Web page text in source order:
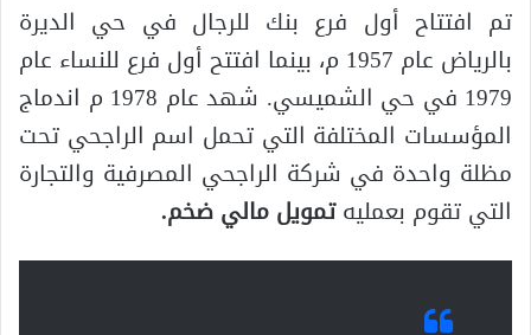
تم افتتاح أول فرع بنك للرجال في حي الديرة
بالرياض عام 1957 م، بينما افتتح أول فرع للنساء عام
1979 في حي الشميسي. شهد عام 1978 م اندماج
المؤسسات المختلفة التي تحمل اسم الراجحي تحت
مظلة واحدة في شركة الراجحي المصرفية والتجارة
التي تقوم بعمليهتمويل مالي ضخم.